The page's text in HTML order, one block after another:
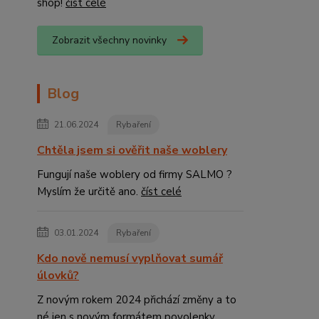
shop! číst celé
Zobrazit všechny novinky
Blog
21.06.2024 Rybaření
Chtěla jsem si ověřit naše woblery
Fungují naše woblery od firmy SALMO ?
Myslím že určitě ano. číst celé
03.01.2024 Rybaření
Kdo nově nemusí vyplňovat sumář
úlovků?
Z novým rokem 2024 přichází změny a to